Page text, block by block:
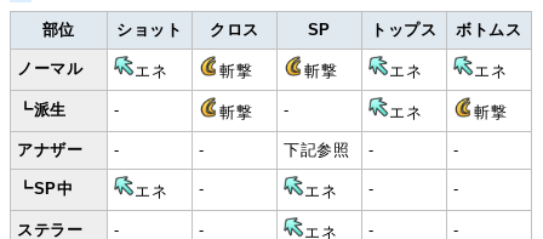
部位 ショット クロス SP トップス ボトムス
ノーマル エネ 斬撃 斬撃 エネ エネ
┗派生 - 斬撃 - エネ 斬撃
アナザー - - 下記参照 - -
┗SP中 エネ - エネ - -
ステラー - - エネ - -